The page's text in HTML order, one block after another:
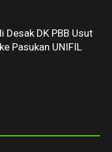
Desak DK PBB Usut
Pasukan UNIFIL